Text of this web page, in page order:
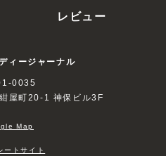
レビュー
ィージャーナル
0035
屋町20-1 神保ビル3F
Map
ートサイト